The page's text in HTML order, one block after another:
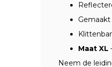
Maat XL
Neem de